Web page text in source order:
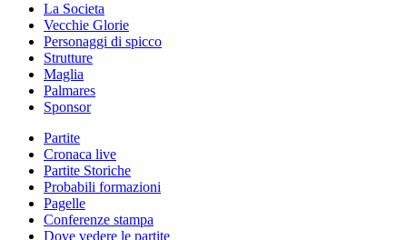
La Societa
Vecchie Glorie
Personaggi di spicco
Strutture
Maglia
Palmares
Sponsor
Partite
Cronaca live
Partite Storiche
Probabili formazioni
Pagelle
Conferenze stampa
Dove vedere le partite